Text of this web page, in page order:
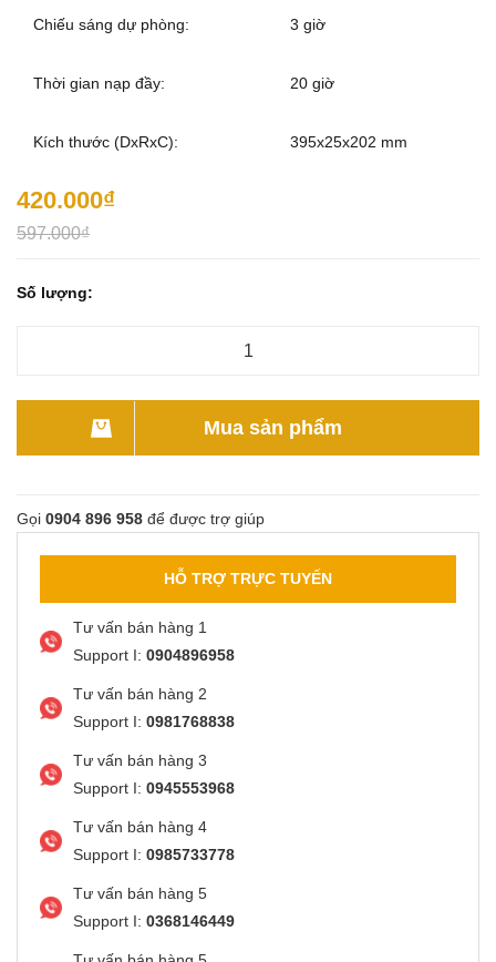
Chiếu sáng dự phòng: 3 giờ
Thời gian nạp đầy: 20 giờ
Kích thước (DxRxC): 395x25x202 mm
420.000₫
597.000₫
Số lượng:
Mua sản phẩm
Gọi 0904 896 958 để được trợ giúp
HỖ TRỢ TRỰC TUYẾN
Tư vấn bán hàng 1
Support I: 0904896958
Tư vấn bán hàng 2
Support I: 0981768838
Tư vấn bán hàng 3
Support I: 0945553968
Tư vấn bán hàng 4
Support I: 0985733778
Tư vấn bán hàng 5
Support I: 0368146449